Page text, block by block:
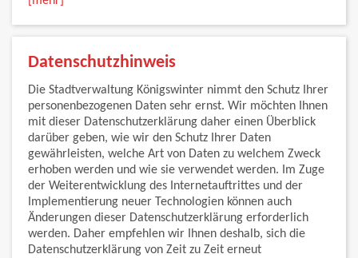
Datenschutzhinweis
Die Stadtverwaltung Königswinter nimmt den Schutz Ihrer
personenbezogenen Daten sehr ernst. Wir möchten Ihnen
mit dieser Datenschutzerklärung daher einen Überblick
darüber geben, wie wir den Schutz Ihrer Daten
gewährleisten, welche Art von Daten zu welchem Zweck
erhoben werden und wie sie verwendet werden. Im Zuge
der Weiterentwicklung des Internetauftrittes und der
Implementierung neuer Technologien können auch
Änderungen dieser Datenschutzerklärung erforderlich
werden. Daher empfehlen wir Ihnen deshalb, sich die
Datenschutzerklärung von Zeit zu Zeit erneut